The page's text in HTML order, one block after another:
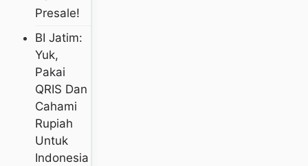
Presale!
BI Jatim:
Yuk,
Pakai
QRIS Dan
Cahami
Rupiah
Untuk
Indonesia